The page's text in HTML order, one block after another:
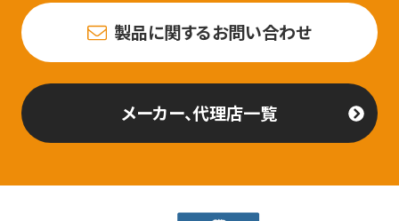
製品に関するお問い合わせ
メーカー、代理店一覧